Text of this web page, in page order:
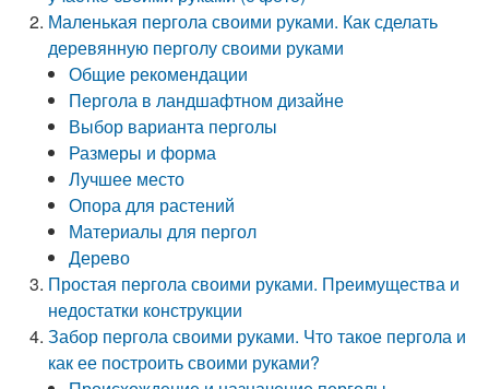
Маленькая пергола своими руками. Как сделать
деревянную перголу своими руками
Общие рекомендации
Пергола в ландшафтном дизайне
Выбор варианта перголы
Размеры и форма
Лучшее место
Опора для растений
Материалы для пергол
Дерево
Простая пергола своими руками. Преимущества и
недостатки конструкции
Забор пергола своими руками. Что такое пергола и
как ее построить своими руками?